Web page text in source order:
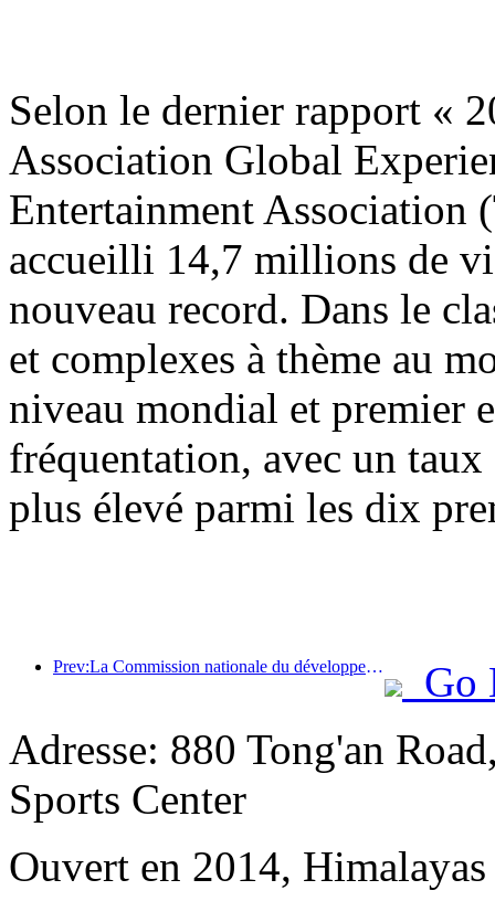
Selon le dernier rapport «
Association Global
Entertainment Association
accueilli 14,7 millions de
nouveau record. Dans le
et complexes à thème au
niveau mondial et premier
fréquentation, avec un
plus élevé parmi les dix
Prev:La Commission nationale du développement et de la réforme a publié le premier lot de 49 destinations sportives de plein air de haute qualité
Go
Adresse: 880 Tong'an
Sports Center
Ouvert en 2014,